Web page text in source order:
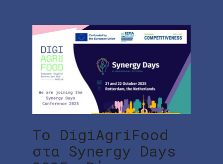
Το DigiAgriFood
στα Synergy Days